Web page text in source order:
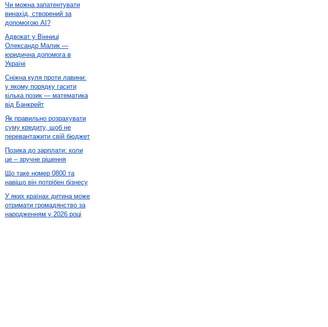
Чи можна запатентувати
винахід, створений за
допомогою AI?
Адвокат у Вінниці
Олександр Малик —
юридична допомога в
Україні
Сніжна куля проти лавини:
у якому порядку гасити
кілька позик — математика
від Банкрейт
Як правильно розрахувати
суму кредиту, щоб не
перевантажити свій бюджет
Позика до зарплати: коли
це – зручне рішення
Що таке номер 0800 та
навіщо він потрібен бізнесу
У яких країнах дитина може
отримати громадянство за
народженням у 2026 році